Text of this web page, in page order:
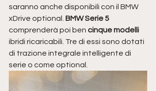
saranno anche disponibili con il BMW
xDrive optional. BMW Serie 5
comprenderà poi ben cinque modelli
ibridi ricaricabili. Tre di essi sono dotati
di trazione integrale intelligente di
serie o come optional.